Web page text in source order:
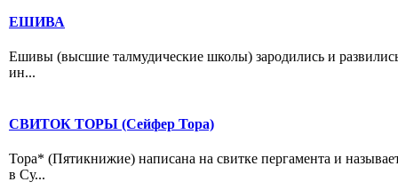
ЕШИВА
Ешивы (высшие талмудические школы) зародились и
ин...
СВИТОК ТОРЫ (Сейфер Тора)
Тора* (Пятикнижие) написана на свитке пергамента и
в Су...